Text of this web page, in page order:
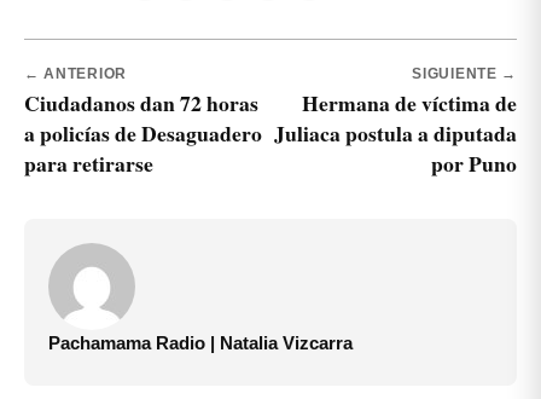
← ANTERIOR
Ciudadanos dan 72 horas
a policías de Desaguadero
para retirarse
SIGUIENTE →
Hermana de víctima de
Juliaca postula a diputada
por Puno
Pachamama Radio | Natalia Vizcarra